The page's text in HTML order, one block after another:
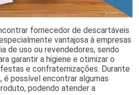
fornecedor de descartáveis
vantajosa à empresas
de uso ou revendedores, sendo
garantir a higiene e otimizar o
e confraternizações. Durante
é possível encontrar algumas
podendo atender a